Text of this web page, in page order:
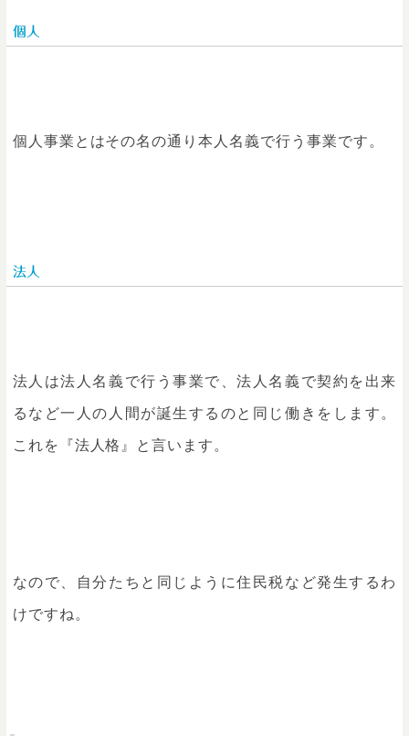
個人
個人事業とはその名の通り本人名義で行う事業です。
法人
法人は法人名義で行う事業で、法人名義で契約を出来
るなど一人の人間が誕生するのと同じ働きをします。
これを『法人格』と言います。
なので、自分たちと同じように住民税など発生するわ
けですね。